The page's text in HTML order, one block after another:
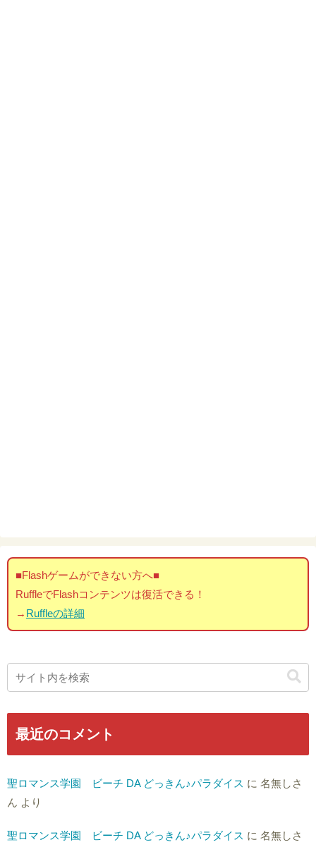
■Flashゲームができない方へ■
RuffleでFlashコンテンツは復活できる！
→ Ruffleの詳細
最近のコメント
聖ロマンス学園 ビーチ DA どっきん♪パラダイス に 名無しさ
ん より
聖ロマンス学園 ビーチ DA どっきん♪パラダイス に 名無しさ